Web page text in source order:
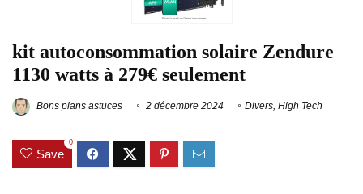
kit autoconsommation solaire Zendure
1130 watts à 279€ seulement
Bons plans astuces 2 décembre 2024 Divers High Tech
Save
0